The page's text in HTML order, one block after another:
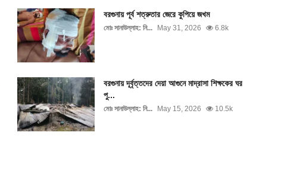
বরগুনায় পূর্ব শত্রুতার জেরে কুপিয়ে জখম
মোঃ সানাউল্লাহ: নি... May 31, 2026 6.8k
বরগুনায় দূর্বৃত্তদের দেয়া আগুনে মাদ্রাসা শিক্ষকের ঘর
পু...
মোঃ সানাউল্লাহ: নি... May 15, 2026 10.5k